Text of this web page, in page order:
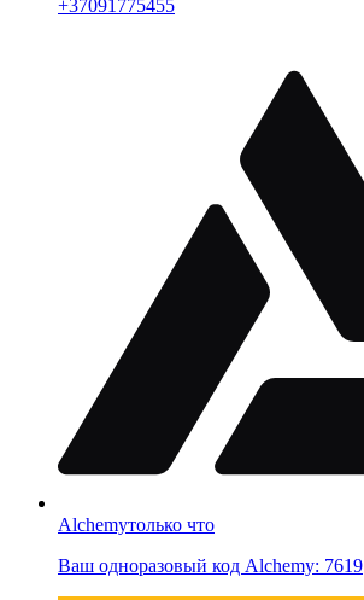
+37091775455
Alchemyтолько что
Ваш одноразовый код Alchemy: 7619